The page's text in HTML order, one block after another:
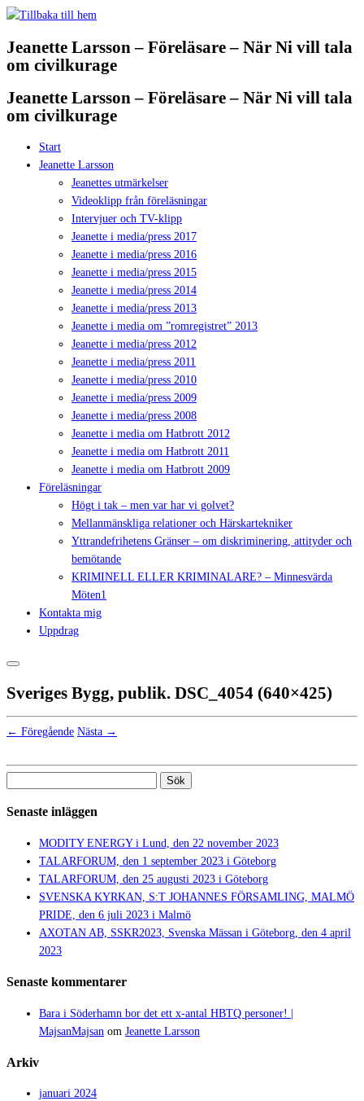
Hoppa
innehåll
Jeanette Larsson – Föreläsare – När Ni vill tala
om civilkurage
Jeanette Larsson – Föreläsare – När Ni vill tala
om civilkurage
Start
Jeanette Larsson
Jeanettes utmärkelser
Videoklipp från föreläsningar
Intervjuer och TV-klipp
Jeanette i media/press 2017
Jeanette i media/press 2016
Jeanette i media/press 2015
Jeanette i media/press 2014
Jeanette i media/press 2013
Jeanette i media om ”romregistret” 2013
Jeanette i media/press 2012
Jeanette i media/press 2011
Jeanette i media/press 2010
Jeanette i media/press 2009
Jeanette i media/press 2008
Jeanette i media om Hatbrott 2012
Jeanette i media om Hatbrott 2011
Jeanette i media om Hatbrott 2009
Föreläsningar
Högt i tak – men var har vi golvet?
Mellanmänskliga relationer och Härskartekniker
Yttrandefrihetens Gränser – om diskriminering, attityder och
bemötande
KRIMINELL ELLER KRIMINALARE? – Minnesvärda
Möten1
Kontakta mig
Uppdrag
Sveriges Bygg, publik. DSC_4054 (640×425)
← Föregående Nästa →
Senaste inläggen
MODITY ENERGY i Lund, den 22 november 2023
TALARFORUM, den 1 september 2023 i Göteborg
TALARFORUM, den 25 augusti 2023 i Göteborg
SVENSKA KYRKAN, S:T JOHANNES FÖRSAMLING, MALMÖ
PRIDE, den 6 juli 2023 i Malmö
AXOTAN AB, SSKR2023, Svenska Mässan i Göteborg, den 4 april
2023
Senaste kommentarer
Bara i Söderhamn bor det ett x-antal HBTQ personer! |
MajsanMajsan om Jeanette Larsson
Arkiv
januari 2024